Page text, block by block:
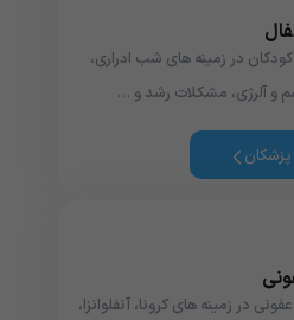
در زمینه های شب ادراری،
و آلرژی، مشکلات رشد و …
در زمینه های کرونا، آنفلوانزا،